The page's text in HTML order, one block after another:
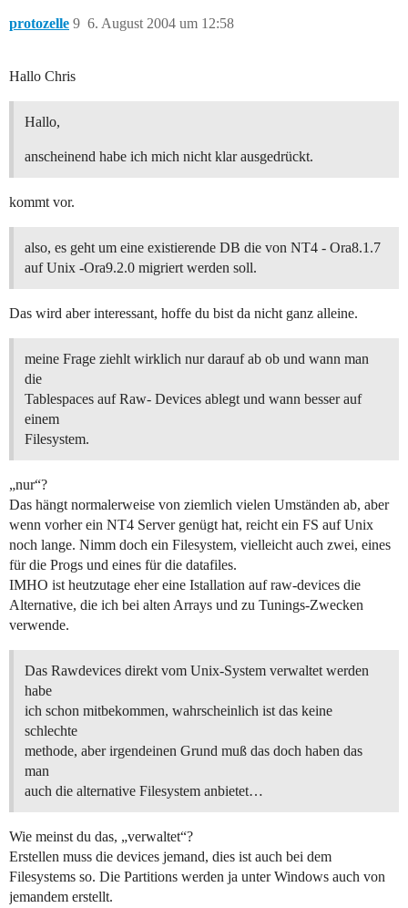
protozelle 6. August 2004 um 12:58
9
Hallo Chris
Hallo,
anscheinend habe ich mich nicht klar ausgedrückt.
kommt vor.
also, es geht um eine existierende DB die von NT4 - Ora8.1.7
auf Unix -Ora9.2.0 migriert werden soll.
Das wird aber interessant, hoffe du bist da nicht ganz alleine.
meine Frage ziehlt wirklich nur darauf ab ob und wann man
die
Tablespaces auf Raw- Devices ablegt und wann besser auf
einem
Filesystem.
„nur“?
Das hängt normalerweise von ziemlich vielen Umständen ab, aber
wenn vorher ein NT4 Server genügt hat, reicht ein FS auf Unix
noch lange. Nimm doch ein Filesystem, vielleicht auch zwei, eines
für die Progs und eines für die datafiles.
IMHO ist heutzutage eher eine Istallation auf raw-devices die
Alternative, die ich bei alten Arrays und zu Tunings-Zwecken
verwende.
Das Rawdevices direkt vom Unix-System verwaltet werden
habe
ich schon mitbekommen, wahrscheinlich ist das keine
schlechte
methode, aber irgendeinen Grund muß das doch haben das
man
auch die alternative Filesystem anbietet…
Wie meinst du das, „verwaltet“?
Erstellen muss die devices jemand, dies ist auch bei dem
Filesystems so. Die Partitions werden ja unter Windows auch von
jemandem erstellt.